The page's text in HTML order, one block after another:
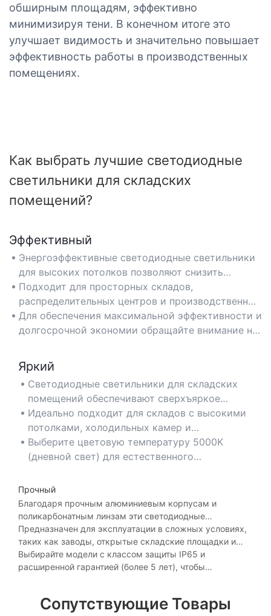
обширным площадям, эффективно
минимизируя тени. В конечном итоге это
улучшает видимость и значительно повышает
эффективность работы в производственных
помещениях.
Как выбрать лучшие светодиодные
светильники для складских
помещений?
Эффективный
Энергоэффективные светодиодные светильники
для высоких потолков позволяют снизить
затраты на электроэнергию до 50% по
сравнению с традиционным складским
освещением, что делает их идеальным решением
для крупных предприятий, стремящихся
Подходит для просторных складов,
распределительных центров и производственных
предприятий, требующих непрерывного и
экономичного освещения.
Для обеспечения максимальной эффективности и
долгосрочной экономии обращайте внимание на
наличие сертификата Energy Star.
Яркий
Светодиодные светильники для складских
помещений обеспечивают сверхъяркое
освещение с выходной мощностью более 50
000 люмен, устраняя тени и гарантируя
равномерное освещение на больших
площадях.
Идеально подходит для складов с высокими
потолками, холодильных камер и
производственных помещений, где
необходима четкая видимость без бликов.
Выберите цветовую температуру 5000K
(дневной свет) для естественного
Прочный
Благодаря прочным алюминиевым корпусам и
поликарбонатным линзам эти светодиодные
светильники для высоких потолков выдерживают
удары, пыль и влагу в суровых промышленных
условиях.
Предназначен для эксплуатации в сложных условиях,
таких как заводы, открытые складские площадки и
склады с высокой влажностью.
Выбирайте модели с классом защиты IP65 и
расширенной гарантией (более 5 лет), чтобы
Сопутствующие Товары